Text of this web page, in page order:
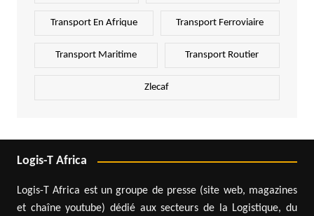
Transport En Afrique Transport Ferroviaire
Transport Maritime Transport Routier
Zlecaf
Logis-T Africa
Logis-T Africa est un groupe de presse (site web, magazines
et chaîne youtube) dédié aux secteurs de la Logistique, du